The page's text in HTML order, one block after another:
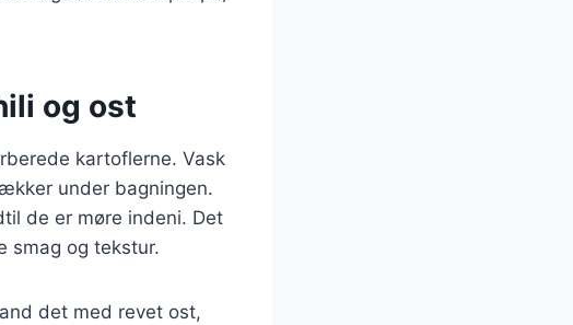
og ost
kartoflerne. Vask
under bagningen.
de er møre indeni. Det
smag og tekstur.
det med revet ost,